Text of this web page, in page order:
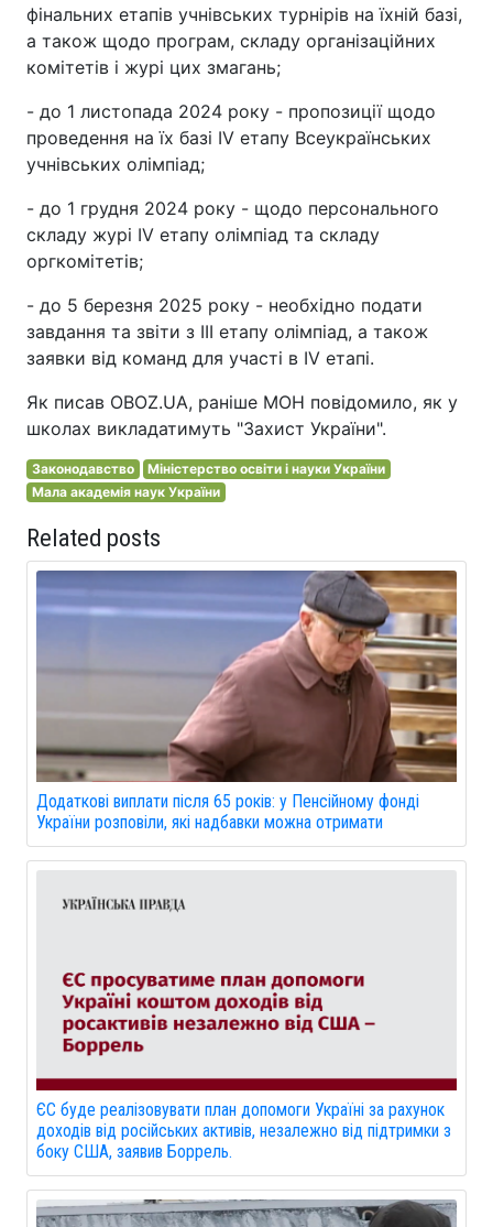
фінальних етапів учнівських турнірів на їхній базі,
а також щодо програм, складу організаційних
комітетів і журі цих змагань;
- до 1 листопада 2024 року - пропозиції щодо
проведення на їх базі IV етапу Всеукраїнських
учнівських олімпіад;
- до 1 грудня 2024 року - щодо персонального
складу журі IV етапу олімпіад та складу
оргкомітетів;
- до 5 березня 2025 року - необхідно подати
завдання та звіти з III етапу олімпіад, а також
заявки від команд для участі в IV етапі.
Як писав OBOZ.UA, раніше МОН повідомило, як у
школах викладатимуть "Захист України".
Законодавство
Міністерство освіти і науки України
Мала академія наук України
Related posts
Додаткові виплати після 65 років: у Пенсійному фонді
України розповіли, які надбавки можна отримати
ЄС буде реалізовувати план допомоги Україні за рахунок
доходів від російських активів, незалежно від підтримки з
боку США, заявив Боррель.